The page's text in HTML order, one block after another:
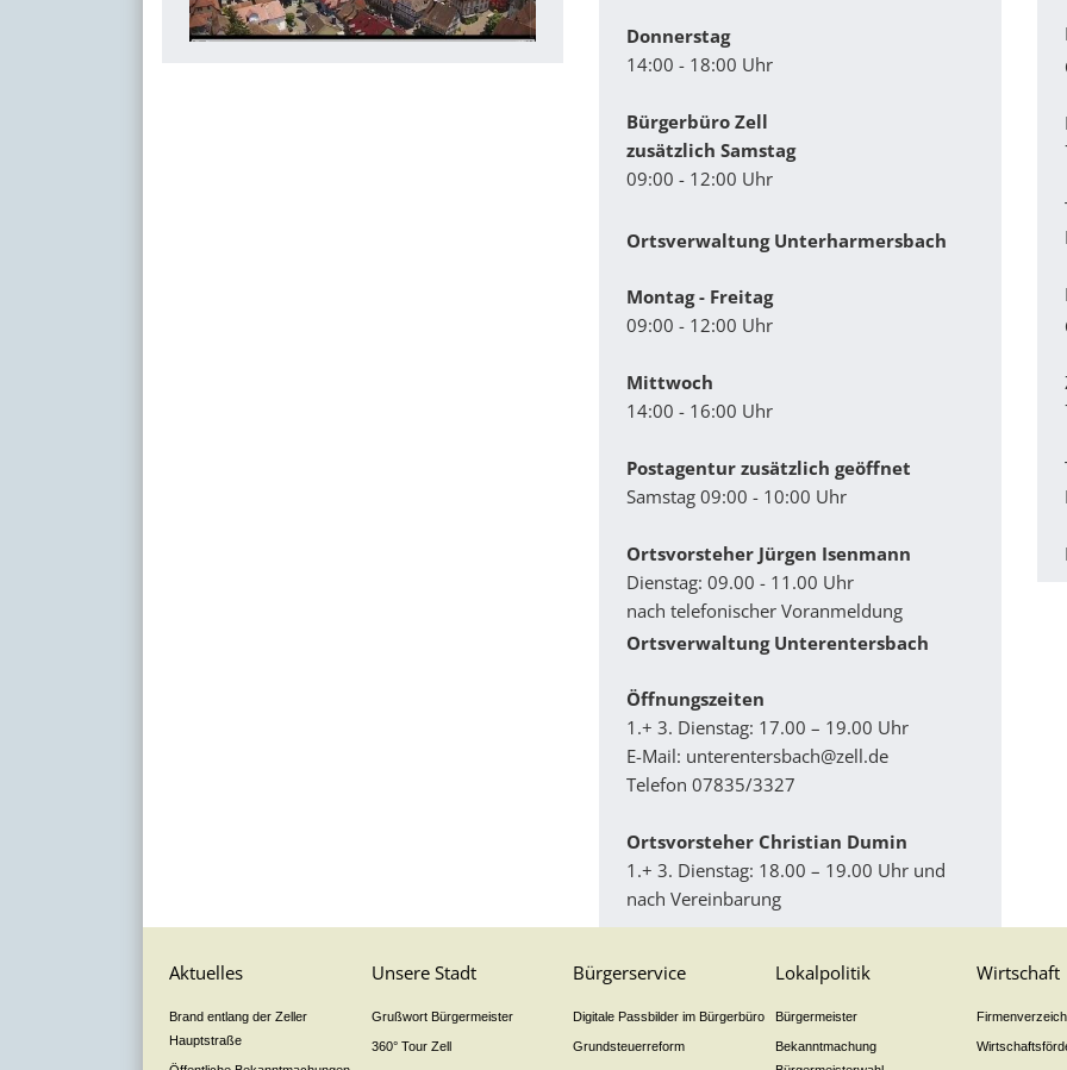
Donnerstag
14:00 - 18:00 Uhr
Bürgerbüro Zell
zusätzlich Samstag
09:00 - 12:00 Uhr
Ortsverwaltung Unterharmersbach
Montag - Freitag
09:00 - 12:00 Uhr
Mittwoch
14:00 - 16:00 Uhr
Postagentur zusätzlich geöffnet
Samstag 09:00 - 10:00 Uhr
Ortsvorsteher Jürgen Isenmann
Dienstag: 09.00 - 11.00 Uhr
nach telefonischer Voranmeldung
Ortsverwaltung Unterentersbach
Ö­ffnungszeiten
1.+ 3. Dienstag: 17.00 – 19.00 Uhr
E-Mail: unterentersbach@zell.de
Telefon 07835/3327
Ortsvorsteher Christian Dumin
1.+ 3. Dienstag: 18.00 – 19.00 Uhr und
nach Vereinbarung
Aktuelles
Brand entlang der Zeller
Hauptstraße
Unsere Stadt
Grußwort Bürgermeister
360° Tour Zell
Bürgerservice
Digitale Passbilder im Bürgerbüro
Grundsteuerreform
Lokalpolitik
Bürgermeister
Bekanntmachung
Wirtschaft